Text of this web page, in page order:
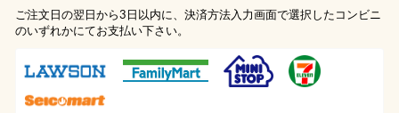
ご注文日の翌日から3日以内に、決済方法入力画面で選択したコンビニ
のいずれかにてお支払い下さい。